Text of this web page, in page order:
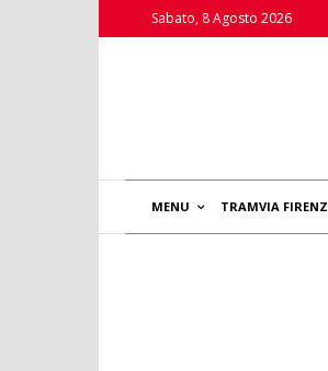
Sabato, 8 Agosto 2026
MENU TRAMVIA